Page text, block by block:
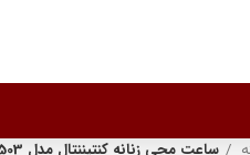
ساعت مچی زنانه کنتیننتال مدل 22503_LT101131